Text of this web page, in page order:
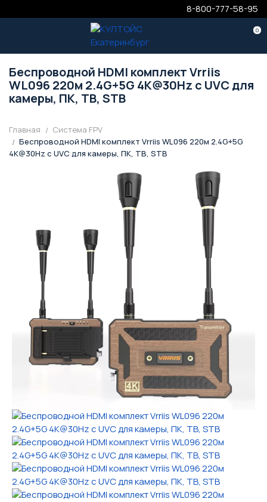
8-800-777-58-95
0
Беспроводной HDMI комплект Vrriis
WL096 220м 2.4G+5G 4K@30Hz с UVC для
камеры, ПК, ТВ, STB
Главная
Система FPV
Беспроводной HDMI комплект Vrriis WL096 220м 2.4G+5G
4K@30Hz с UVC для камеры, ПК, ТВ, STB